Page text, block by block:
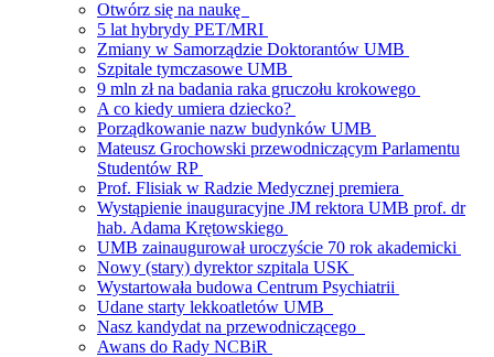
Otwórz się na naukę
5 lat hybrydy PET/MRI
Zmiany w Samorządzie Doktorantów UMB
Szpitale tymczasowe UMB
9 mln zł na badania raka gruczołu krokowego
A co kiedy umiera dziecko?
Porządkowanie nazw budynków UMB
Mateusz Grochowski przewodniczącym Parlamentu
Studentów RP
Prof. Flisiak w Radzie Medycznej premiera
Wystąpienie inauguracyjne JM rektora UMB prof. dr
hab. Adama Krętowskiego
UMB zainaugurował uroczyście 70 rok akademicki
Nowy (stary) dyrektor szpitala USK
Wystartowała budowa Centrum Psychiatrii
Udane starty lekkoatletów UMB
Nasz kandydat na przewodniczącego
Awans do Rady NCBiR